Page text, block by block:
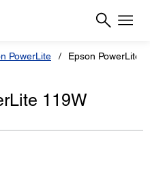
PowerLite Epson PowerLite
119W